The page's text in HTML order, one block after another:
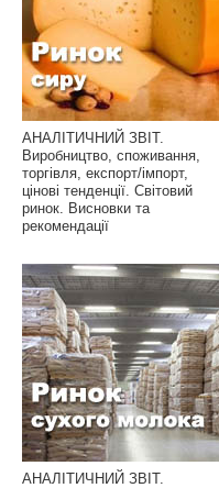
АНАЛІТИЧНИЙ ЗВІТ.
Виробництво, споживання,
торгівля, експорт/імпорт,
цінові тенденції. Світовий
ринок. Висновки та
рекомендації
АНАЛІТИЧНИЙ ЗВІТ.